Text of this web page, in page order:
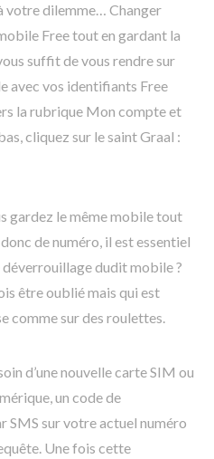
votre dilemme… Changer
Free tout en gardant la
suffit de vous rendre sur
avec vos identifiants Free
la rubrique Mon compte et
cliquez sur le saint Graal :
gardez le même mobile tout
de numéro, il est essentiel
dudit mobile ?
être oublié mais qui est
comme sur des roulettes.
d’une nouvelle carte SIM ou
un code de
SMS sur votre actuel numéro
Une fois cette